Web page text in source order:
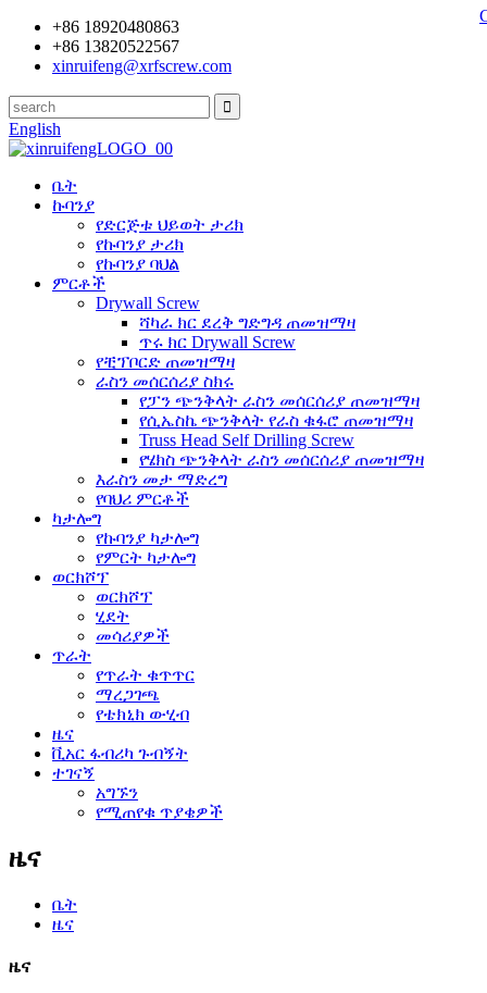
+86 18920480863
+86 13820522567
xinruifeng@xrfscrew.com
English
ቤት
ኩባንያ
የድርጅቱ ህይወት ታሪክ
የኩባንያ ታሪክ
የኩባንያ ባህል
ምርቶች
Drywall Screw
ሻካራ ክር ደረቅ ግድግዳ ጠመዝማዛ
ጥሩ ክር Drywall Screw
የቺፕቦርድ ጠመዝማዛ
ራስን መሰርሰሪያ ስክሩ
የፓን ጭንቅላት ራስን መሰርሰሪያ ጠመዝማዛ
የሲኤስኬ ጭንቅላት የራስ ቁፋሮ ጠመዝማዛ
Truss Head Self Drilling Screw
የሄክስ ጭንቅላት ራስን መሰርሰሪያ ጠመዝማዛ
እራስን መታ ማድረግ
የባህሪ ምርቶች
ካታሎግ
የኩባንያ ካታሎግ
የምርት ካታሎግ
ወርክሾፕ
ወርክሾፕ
ሂደት
መሳሪያዎች
ጥራት
የጥራት ቁጥጥር
ማረጋገጫ
የቴክኒክ ውሂብ
ዜና
ቪአር ፋብሪካ ጉብኝት
ተገናኝ
አግኙን
የሚጠየቁ ጥያቄዎች
ዜና
ቤት
ዜና
ዜና